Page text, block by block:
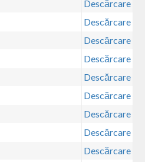
Descărcare
Descărcare
Descărcare
Descărcare
Descărcare
Descărcare
Descărcare
Descărcare
Descărcare